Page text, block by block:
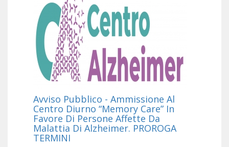
Avviso Pubblico - Ammissione Al
Centro Diurno “Memory Care” In
Favore Di Persone Affette Da
Malattia Di Alzheimer. PROROGA
TERMINI